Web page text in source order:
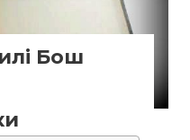
Бош